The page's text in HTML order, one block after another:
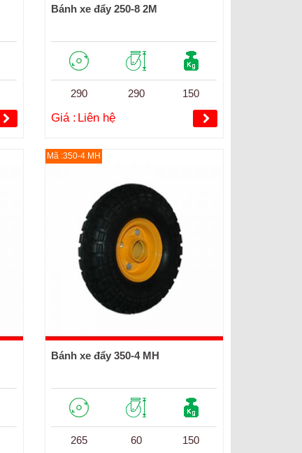
Bánh xe đẩy 250-8 2M
290 290 150
Giá : Liên hệ
Mã :350-4 MH
Bánh xe đẩy 350-4 MH
265 60 150